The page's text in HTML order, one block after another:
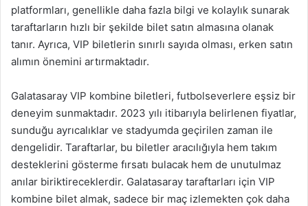
platformları, genellikle daha fazla bilgi ve kolaylık sunarak
taraftarların hızlı bir şekilde bilet satın almasına olanak
tanır. Ayrıca, VIP biletlerin sınırlı sayıda olması, erken satın
alımın önemini artırmaktadır.
Galatasaray VIP kombine biletleri, futbolseverlere eşsiz bir
deneyim sunmaktadır. 2023 yılı itibarıyla belirlenen fiyatlar,
sunduğu ayrıcalıklar ve stadyumda geçirilen zaman ile
dengelidir. Taraftarlar, bu biletler aracılığıyla hem takım
desteklerini gösterme fırsatı bulacak hem de unutulmaz
anılar biriktireceklerdir. Galatasaray taraftarları için VIP
kombine bilet almak, sadece bir maç izlemekten çok daha